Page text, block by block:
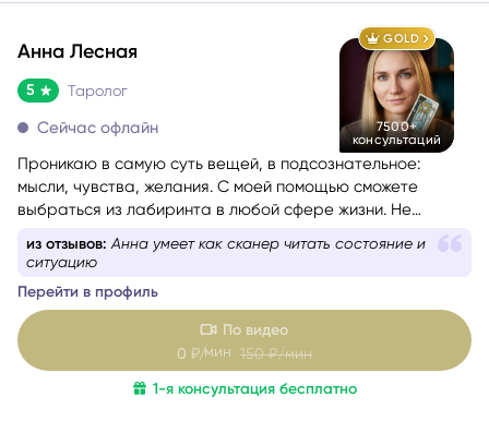
GOLD
7500+
консультаций
Анна Лесная
5 Таролог
Сейчас офлайн
Проникаю в самую суть вещей, в подсознательное:
мысли, чувства, желания. С моей помощью сможете
выбраться из лабиринта в любой сфере жизни. Не
формулировкой. На консультации со мной вы найдёте
из отзывов: Анна умеет как сканер читать состояние и
ситуацию
Перейти в профиль
По видео
0 ₽/мин150 ₽/мин
1-я консультация бесплатно